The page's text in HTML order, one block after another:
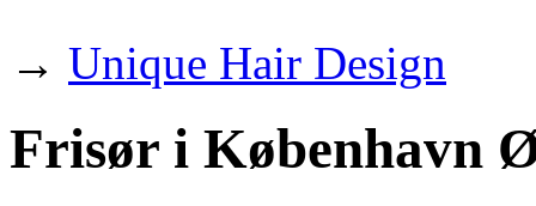
→ Unique Hair Design
Frisør i København